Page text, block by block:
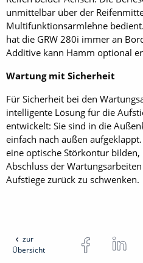
unmittelbar über der
Multifunktionsarmlehne
hat die GRW 280i immer an
Additive kann Hamm optional
Wartung mit Sicherheit
Für Sicherheit bei den
intelligente Lösung für die
entwickelt: Sie sind in die
einfach nach außen
eine optische Störkontur bilden,
Abschluss der
Aufstiege zurück zu
zur
Übersicht